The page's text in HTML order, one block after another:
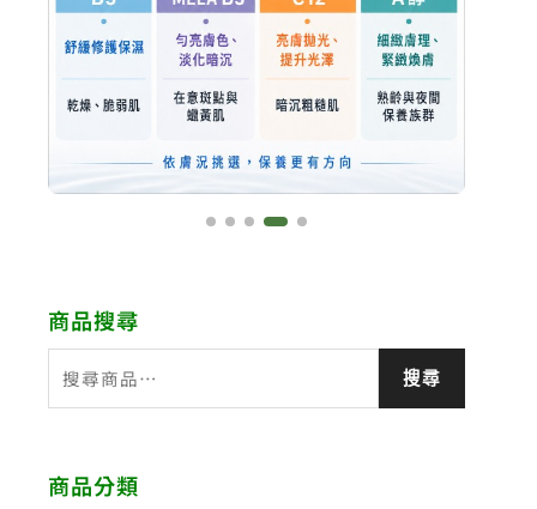
商品搜尋
尋
字
搜尋
商品分類